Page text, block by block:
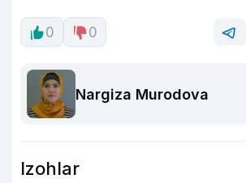
0 0
Nargiza Murodova
Izohlar